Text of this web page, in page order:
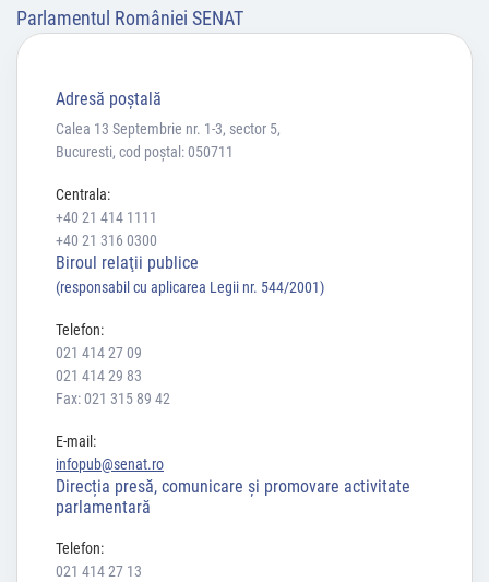
Parlamentul României SENAT
Adresă poştală
Calea 13 Septembrie nr. 1-3, sector 5,
Bucuresti, cod poștal: 050711
Centrala:
+40 21 414 1111
+40 21 316 0300
Biroul relaţii publice
(responsabil cu aplicarea Legii nr. 544/2001)
Telefon:
021 414 27 09
021 414 29 83
Fax: 021 315 89 42
E-mail:
infopub@senat.ro
Direcția presă, comunicare și promovare activitate
parlamentară
Telefon:
021 414 27 13